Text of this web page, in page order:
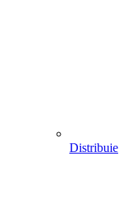
Distribuie